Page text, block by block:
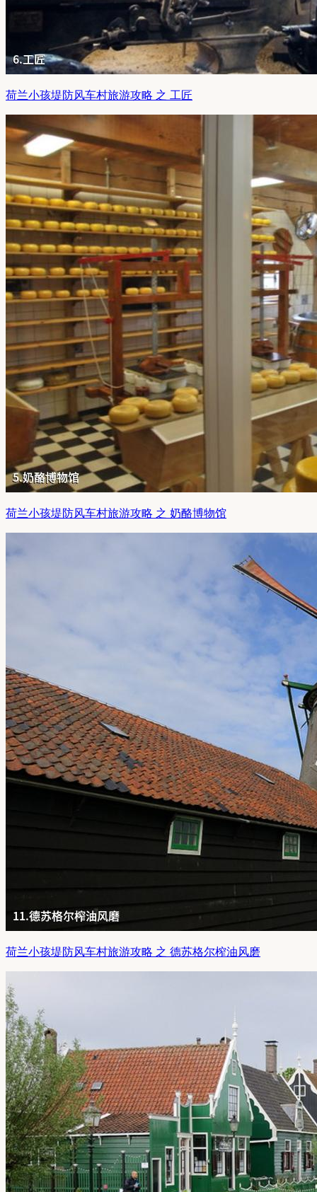
荷兰小孩堤防风车村旅游攻略 之 工匠
荷兰小孩堤防风车村旅游攻略 之 奶酪博物馆
荷兰小孩堤防风车村旅游攻略 之 德苏格尔榨油风磨